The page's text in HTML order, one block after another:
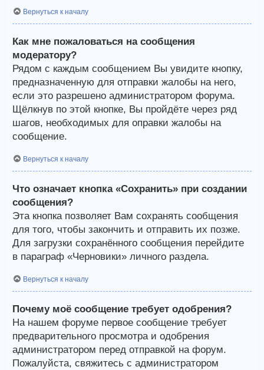
Вернуться к началу
Как мне пожаловаться на сообщения
модератору?
Рядом с каждым сообщением Вы увидите кнопку,
предназначенную для отправки жалобы на него,
если это разрешено администратором форума.
Щёлкнув по этой кнопке, Вы пройдёте через ряд
шагов, необходимых для оправки жалобы на
сообщение.
Вернуться к началу
Что означает кнопка «Сохранить» при создании
сообщения?
Эта кнопка позволяет Вам сохранять сообщения
для того, чтобы закончить и отправить их позже.
Для загрузки сохранённого сообщения перейдите
в параграф «Черновики» личного раздела.
Вернуться к началу
Почему моё сообщение требует одобрения?
На нашем форуме первое сообщение требует
предварительного просмотра и одобрения
администратором перед отправкой на форум.
Пожалуйста, свяжитесь с администратором